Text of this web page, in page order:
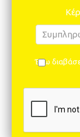
ΠΡΟΣΘΉΚΗ
Έχω